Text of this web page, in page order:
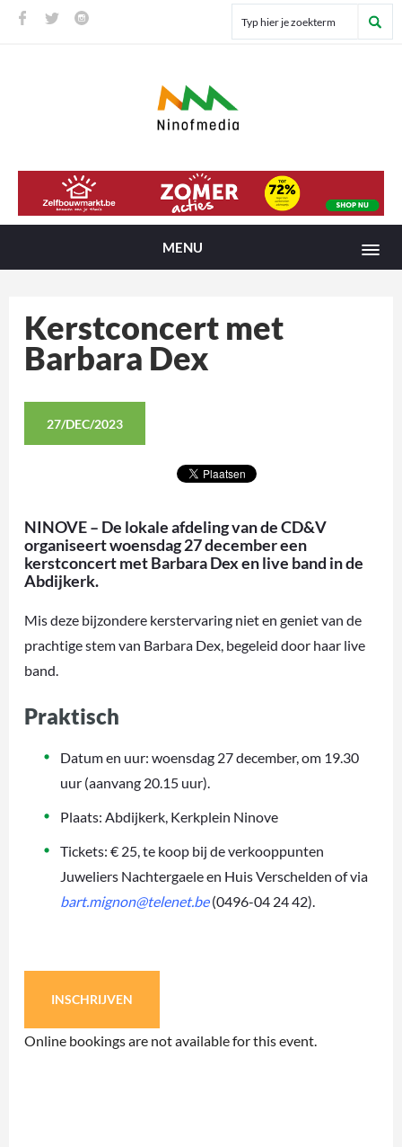
MENU
Kerstconcert met
Barbara Dex
27/DEC/2023
NINOVE – De lokale afdeling van de CD&V
organiseert woensdag 27 december een
kerstconcert met Barbara Dex en live band in de
Abdijkerk.
Mis deze bijzondere kerstervaring niet en geniet van de
prachtige stem van Barbara Dex, begeleid door haar live
band.
Praktisch
Datum en uur: woensdag 27 december, om 19.30
uur (aanvang 20.15 uur).
Plaats: Abdijkerk, Kerkplein Ninove
Tickets: € 25, te koop bij de verkooppunten
Juweliers Nachtergaele en Huis Verschelden of via
bart.mignon@telenet.be(0496-04 24 42).
INSCHRIJVEN
Online bookings are not available for this event.